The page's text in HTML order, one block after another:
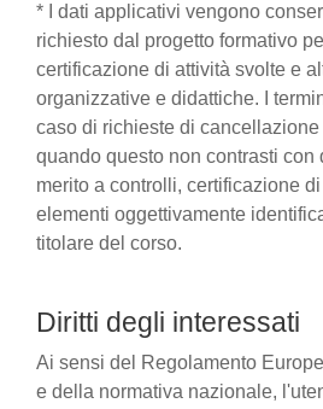
* I dati applicativi vengono
richiesto dal progetto formativo
certificazione di attività svolte e
organizzative e didattiche. I
caso di richieste di cancellazione
quando questo non contrasti con
merito a controlli, certificazione
elementi oggettivamente
titolare del corso.
Diritti degli interessati
Ai sensi del Regolamento
e della normativa nazionale,